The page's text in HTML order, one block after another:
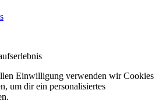
Einwilligung verwenden wir Cookies
um dir ein personalisiertes